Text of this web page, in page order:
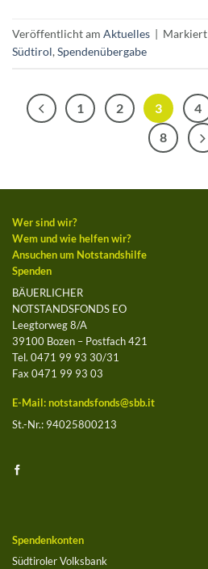
Veröffentlicht am Aktuelles | Markiert
Südtirol,Spendenübergabe
1 2 3 4
8
Wer sind wir?
Wem und wie helfen wir?
Ansuchen um Notstandshilfe
Spenden
BÄUERLICHER
NOTSTANDSFONDS EO
Leegtorweg 8/A
39100 Bozen – Postfach 421
Tel. 0471 99 93 30/31
Fax 0471 99 93 03
E-Mail: notstandsfonds@sbb.it
St.-Nr.: 94025800213
Spendenkonten
Südtiroler Volksbank